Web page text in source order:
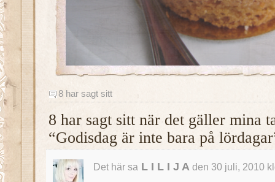
8 har sagt sitt
8 har sagt sitt när det gäller mina
“Godisdag är inte bara på
Det här sa L I L I J A den 30 juli, 2010